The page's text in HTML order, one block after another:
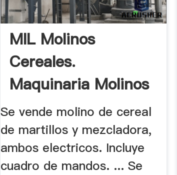
MIL Molinos
Cereales.
Maquinaria Molinos
...
Se vende molino de cereal
de martillos y mezcladora,
ambos electricos. Incluye
cuadro de mandos. ... Se